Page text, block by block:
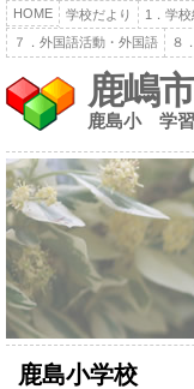
HOME 学校だより 1．学
７．外国語活動・外国語
８
鹿嶋
鹿島小 学習
鹿島小学校